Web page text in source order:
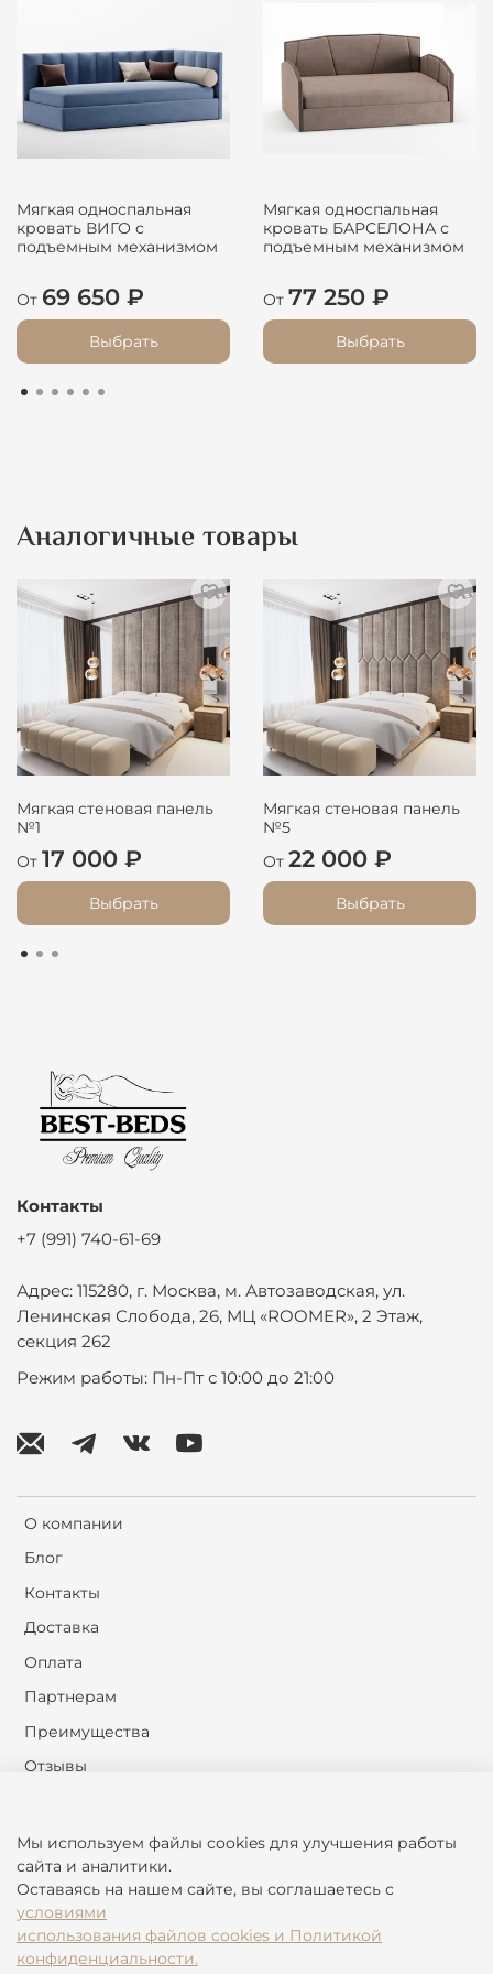
Мягкая односпальная
кровать ВИГО с
подъемным механизмом
От 69 650 ₽
Выбрать
Мягкая односпальная
кровать БАРСЕЛОНА с
подъемным механизмом
От 77 250 ₽
Выбрать
Аналогичные товары
Мягкая стеновая панель
№1
От 17 000 ₽
Выбрать
Мягкая стеновая панель
№5
От 22 000 ₽
Выбрать
О компании
Блог
Контакты
Доставка
Оплата
Партнерам
Преимущества
Отзывы
Оферта и политика конфиденциальности
Пользовательское соглашение
Условия обмена и возврата
Обратная связь
Контакты
+7 (991) 740-61-69
Адрес: 115280, г. Москва, м. Автозаводская, ул.
Ленинская Слобода, 26, МЦ «ROOMER», 2 Этаж,
секция 262
Режим работы: Пн-Пт с 10:00 до 21:00
Мы используем файлы cookies для улучшения работы
сайта и аналитики.
Оставаясь на нашем сайте, вы соглашаетесь с
условиями
использования файлов cookies и Политикой
конфиденциальности.